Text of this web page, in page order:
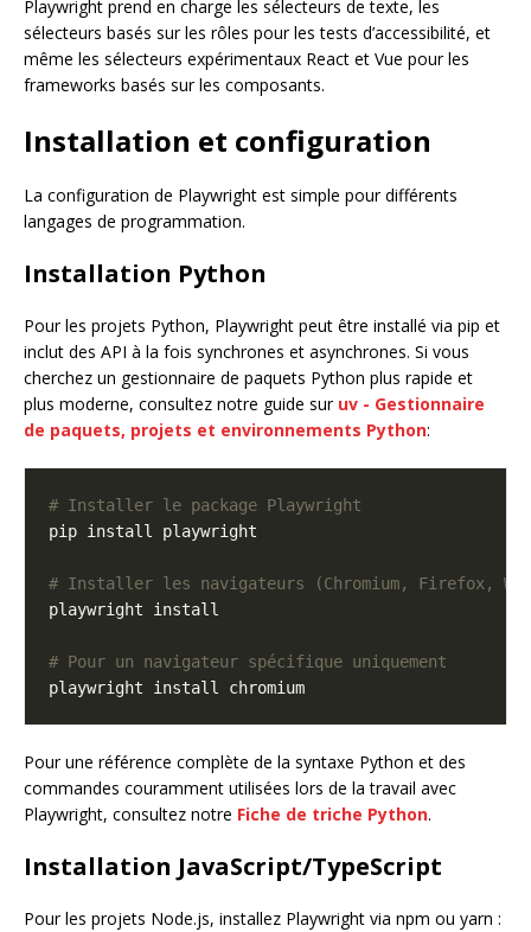
Playwright prend en charge les sélecteurs de texte, les
sélecteurs basés sur les rôles pour les tests d’accessibilité, et
même les sélecteurs expérimentaux React et Vue pour les
frameworks basés sur les composants.
Installation et configuration
La configuration de Playwright est simple pour différents
langages de programmation.
Installation Python
Pour les projets Python, Playwright peut être installé via pip et
inclut des API à la fois synchrones et asynchrones. Si vous
cherchez un gestionnaire de paquets Python plus rapide et
plus moderne, consultez notre guide sur uv - Gestionnaire
de paquets, projets et environnements Python:
# Installer le package Playwright
# Installer les navigateurs (Chromium, Firefox,
# Pour un navigateur spécifique uniquement
Pour une référence complète de la syntaxe Python et des
commandes couramment utilisées lors de la travail avec
Playwright, consultez notre Fiche de triche Python.
Installation JavaScript/TypeScript
Pour les projets Node.js, installez Playwright via npm ou yarn :